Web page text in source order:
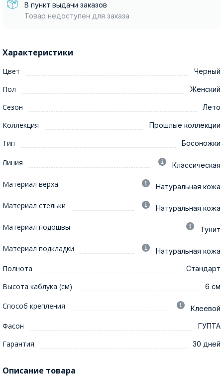
В пункт выдачи заказов
Товар недоступен для заказа
Характеристики
Цвет Черный
Пол Женский
Сезон Лето
Коллекция Прошлые коллекции
Тип Босоножки
Линия Классическая
Материал верха Натуральная кожа
Материал стельки Натуральная кожа
Материал подошвы Тунит
Материал подкладки Натуральная кожа
Полнота Стандарт
Высота каблука (см) 6 см
Способ крепления Клеевой
Фасон ГУПТА
Гарантия 30 дней
Описание товара